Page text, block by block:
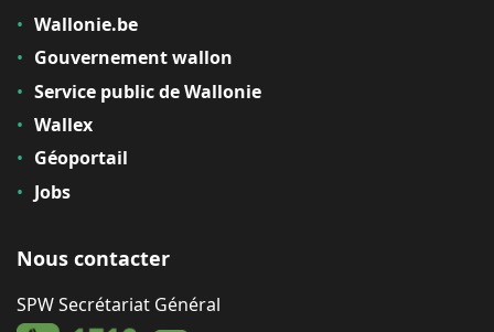
Wallonie.be
Gouvernement wallon
Service public de Wallonie
Wallex
Géoportail
Jobs
Nous contacter
SPW Secrétariat Général